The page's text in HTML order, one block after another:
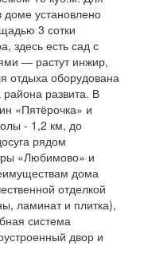
установлено
3 сотки
здесь есть сад с
— растут инжир,
отдыха оборудована
развита. В
«Пятёрочка» и
- 1,2 км, до
рядом
«Любимово» и
дома
отделкой
ламинат и плитка),
система
двор и